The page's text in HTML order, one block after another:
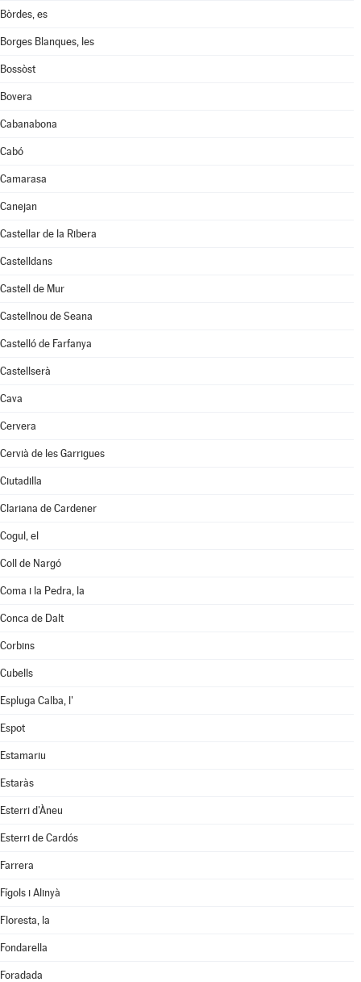
Bòrdes, es
Borges Blanques, les
Bossòst
Bovera
Cabanabona
Cabó
Camarasa
Canejan
Castellar de la Ribera
Castelldans
Castell de Mur
Castellnou de Seana
Castelló de Farfanya
Castellserà
Cava
Cervera
Cervià de les Garrigues
Ciutadilla
Clariana de Cardener
Cogul, el
Coll de Nargó
Coma i la Pedra, la
Conca de Dalt
Corbins
Cubells
Espluga Calba, l'
Espot
Estamariu
Estaràs
Esterri d'Àneu
Esterri de Cardós
Farrera
Fígols i Alinyà
Floresta, la
Fondarella
Foradada